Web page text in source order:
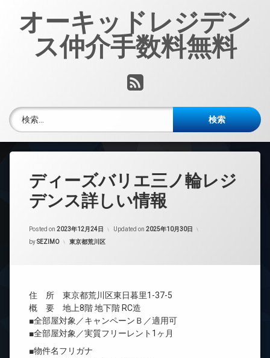
オーキッドレジデン
ス仲介手数料無料
RSS
検索:
ディーズバリエ三ノ輪レジ
デンス詳しい情報
Posted on 2023年12月24日 Updated on 2025年10月30日
bySEZIMO カテゴリー:
東京都荒川区
住 所 東京都荒川区東日暮里1-37-5
概 要 地上8階 地下階 RC造
■全部屋対象／キャンペーンＢ／適用可
■全部屋対象／実質フリーレント1ヶ月
■物件名フリガナ